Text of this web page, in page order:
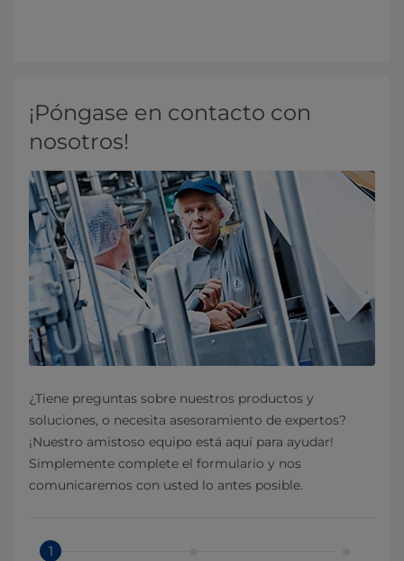
¡Póngase en contacto con
nosotros!
¿Tiene preguntas sobre nuestros productos y
soluciones, o necesita asesoramiento de expertos?
¡Nuestro amistoso equipo está aquí para ayudar!
Simplemente complete el formulario y nos
comunicaremos con usted lo antes posible.
1